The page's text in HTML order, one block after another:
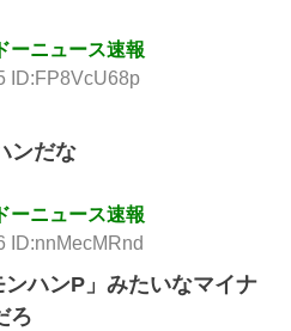
ーニュース速報
ID:FP8VcU68p
ンだな
ーニュース速報
ID:nnMecMRnd
ハンP」みたいなマイナ
ろ